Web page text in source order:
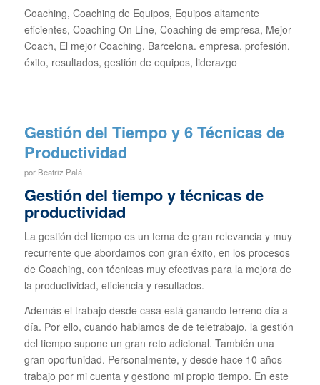
Coaching, Coaching de Equipos, Equipos altamente
eficientes, Coaching On Line, Coaching de empresa, Mejor
Coach, El mejor Coaching, Barcelona. empresa, profesión,
éxito, resultados, gestión de equipos, liderazgo
Gestión del Tiempo y 6 Técnicas de
Productividad
por Beatriz Palá
Gestión del tiempo y técnicas de
productividad
La gestión del tiempo es un tema de gran relevancia y muy
recurrente que abordamos con gran éxito, en los procesos
de Coaching, con técnicas muy efectivas para la mejora de
la productividad, eficiencia y resultados.
Además el trabajo desde casa está ganando terreno día a
día. Por ello, cuando hablamos de de teletrabajo, la gestión
del tiempo supone un gran reto adicional. También una
gran oportunidad. Personalmente, y desde hace 10 años
trabajo por mi cuenta y gestiono mi propio tiempo. En este